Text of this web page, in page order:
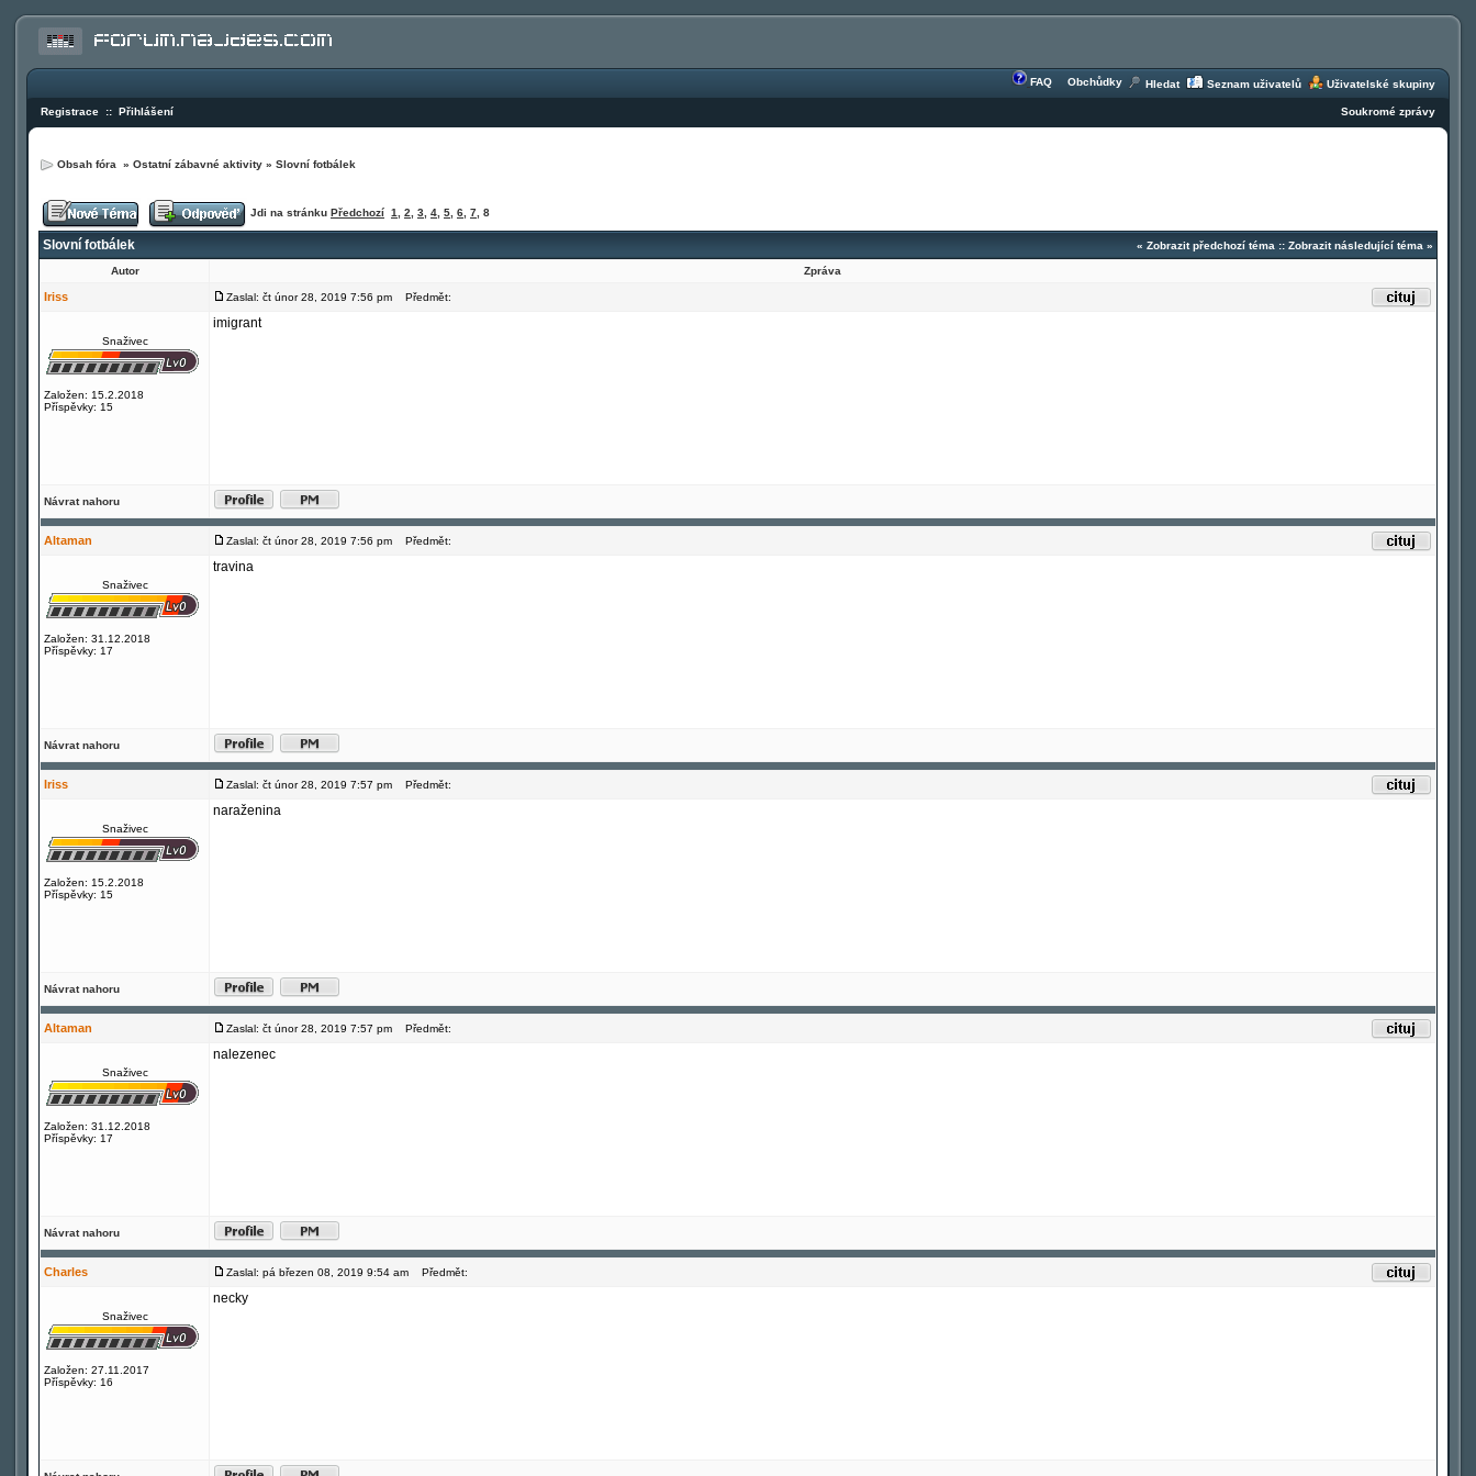
FAQ Obchůdky Hledat Seznam uživatelů Uživatelské skupiny
Registrace :: Přihlášení Soukromé zprávy
Obsah fóra » Ostatní zábavné aktivity » Slovní fotbálek
Jdi na stránku Předchozí 1 2 3 4 5 6 7 8
Slovní fotbálek « Zobrazit předchozí téma :: Zobrazit následující téma »
Autor Zpráva
Iriss Zaslal: čt únor 28, 2019 7:56 pm Předmět:
Snaživec
Založen: 15.2.2018
Příspěvky: 15
imigrant
Návrat nahoru
Altaman Zaslal: čt únor 28, 2019 7:56 pm Předmět:
Snaživec
Založen: 31.12.2018
Příspěvky: 17
travina
Návrat nahoru
Iriss Zaslal: čt únor 28, 2019 7:57 pm Předmět:
Snaživec
Založen: 15.2.2018
Příspěvky: 15
naraženina
Návrat nahoru
Altaman Zaslal: čt únor 28, 2019 7:57 pm Předmět:
Snaživec
Založen: 31.12.2018
Příspěvky: 17
nalezenec
Návrat nahoru
Charles Zaslal: pá březen 08, 2019 9:54 am Předmět:
Snaživec
Založen: 27.11.2017
Příspěvky: 16
necky